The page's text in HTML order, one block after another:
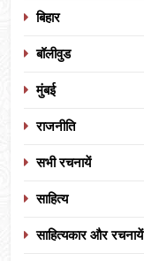
बिहार
बॉलीवुड
मुंबई
राजनीति
सभी रचनायें
साहित्य
साहित्यकार और रचनायें